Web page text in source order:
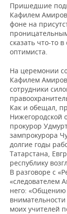
Пришедшие
Кафилем
фоне на
сказать что-то
оптимиста.
На церемонии
Кафилем
сотрудники
Как и обещал,
Нижегородской
прокурор
зампрокурора
долгие годы
Татарстана,
республику
В разговоре с
«следователем
него: «Общению
моих учителей